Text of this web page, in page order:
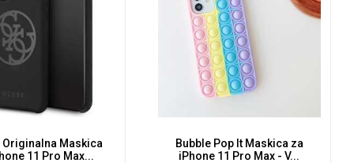
Originalna Maskica
11 Pro Max...
Bubble Pop It Maskica za
iPhone 11 Pro Max - V...